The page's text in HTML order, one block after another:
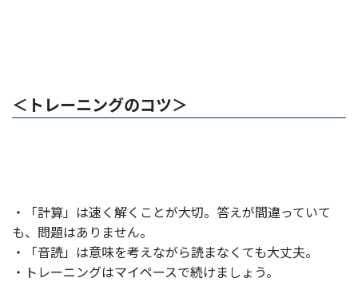
＜トレーニングのコツ＞
・「計算」は速く解くことが大切。答えが間違っていて
も、問題はありません。
・「音読」は意味を考えながら読まなくても大丈夫。
・トレーニングはマイペースで続けましょう。